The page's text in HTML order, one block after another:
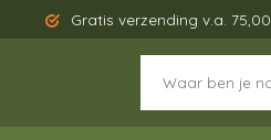
Gratis verzending v.a. 75,00